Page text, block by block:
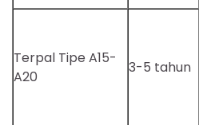
Terpal Tipe A15-
A20
3-5 tahun